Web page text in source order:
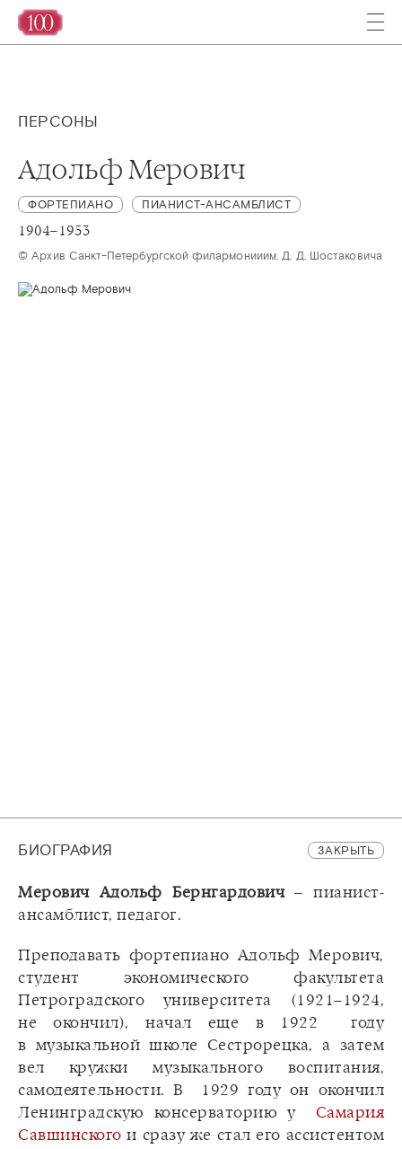
ПЕРСОНЫ
Адольф Мерович
ФОРТЕПИАНО ПИАНИСТ-АНСАМБЛИСТ
1904–1953
© Архив Санкт-Петербургской филармонииим. Д. Д. Шостаковича
БИОГРАФИЯ ЗАКРЫТЬ
Мерович Адольф Бернгардович– пианист-
ансамблист, педагог.
Преподавать фортепиано Адольф Мерович,
студент экономического факультета
Петроградского университета (1921–1924,
не окончил), начал еще в 1922 году
в музыкальной школе Сестрорецка, а затем
вел кружки музыкального воспитания,
самодеятельности. В 1929 году он окончил
Ленинградскую консерваторию у Самария
Савшинского и сразу же стал его ассистентом